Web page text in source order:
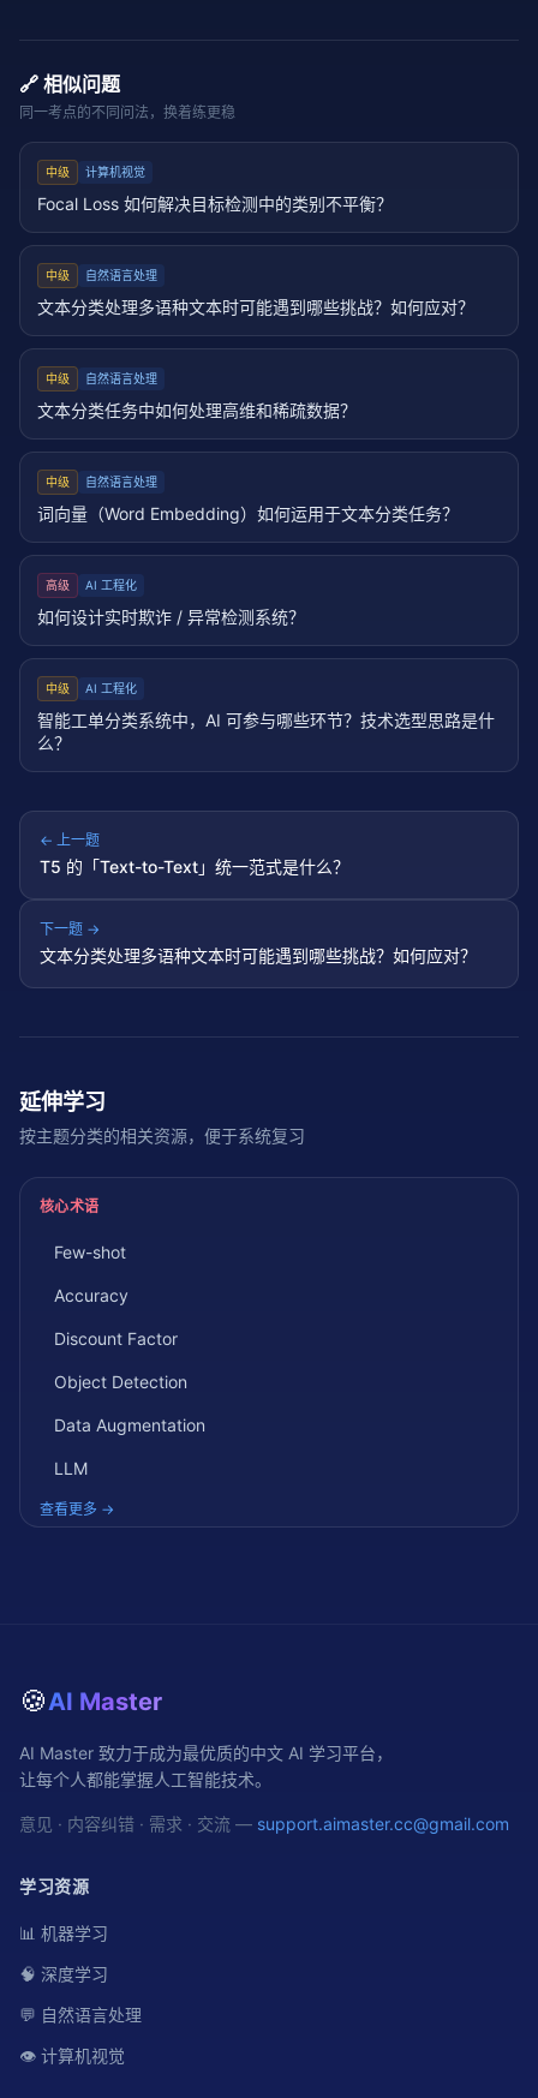
🔗 相似问题
同一考点的不同问法，换着练更稳
中级 计算机视觉
Focal Loss 如何解决目标检测中的类别不平衡？
中级 自然语言处理
文本分类处理多语种文本时可能遇到哪些挑战？如何应对？
中级 自然语言处理
文本分类任务中如何处理高维和稀疏数据？
中级 自然语言处理
词向量（Word Embedding）如何运用于文本分类任务？
高级 AI 工程化
如何设计实时欺诈 / 异常检测系统？
中级 AI 工程化
智能工单分类系统中，AI 可参与哪些环节？技术选型思路是什
么？
← 上一题
T5 的「Text-to-Text」统一范式是什么？
下一题 →
文本分类处理多语种文本时可能遇到哪些挑战？如何应对？
延伸学习
按主题分类的相关资源，便于系统复习
核心术语
Few-shot
Accuracy
Discount Factor
Object Detection
Data Augmentation
LLM
查看更多 →
🍪AI Master
AI Master 致力于成为最优质的中文 AI 学习平台，
让每个人都能掌握人工智能技术。
意见 · 内容纠错 · 需求 · 交流 — support.aimaster.cc@gmail.com
学习资源
📊 机器学习
🧠 深度学习
💬 自然语言处理
👁️ 计算机视觉